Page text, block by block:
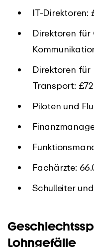
IT-Direktoren:
Direktoren
Direktoren für
Transport:
Piloten und
Fachärzte:
Schulleiter
Lohngefälle